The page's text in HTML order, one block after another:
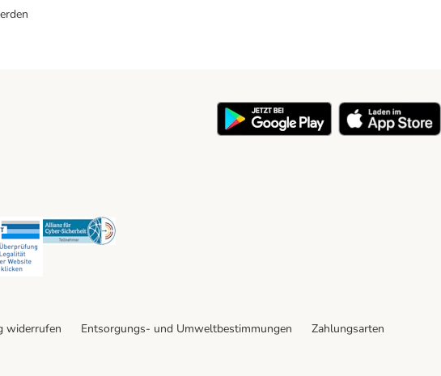
Security Security
widerrufen Entsorgungs- und Umweltbestimmungen
Zahlungsarten